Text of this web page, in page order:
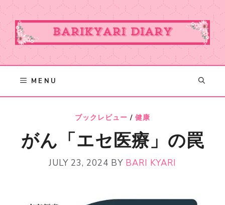
Skip
to
content
MENU
ブックレビュー / 健康
がん「エセ医療」の罠
JULY 23, 2024 BY BARI KYARI